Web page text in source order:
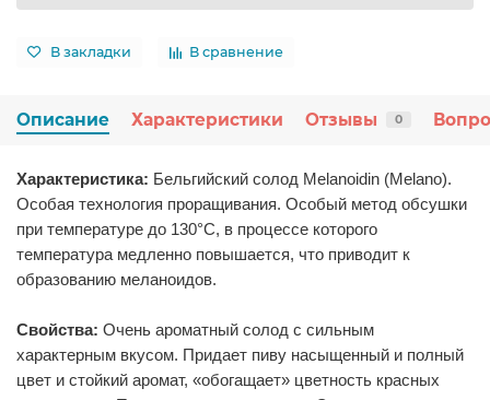
В закладки В сравнение
Описание Характеристики Отзывы 0
Характеристика: Бельгийский солод Melanoidin (Melano).
Особая технология проращивания. Особый метод обсушки
при температуре до 130°C, в процессе которого
температура медленно повышается, что приводит к
образованию меланоидов.
Свойства: Очень ароматный солод с сильным
характерным вкусом. Придает пиву насыщенный и полный
цвет и стойкий аромат, «обогащает» цветность красных